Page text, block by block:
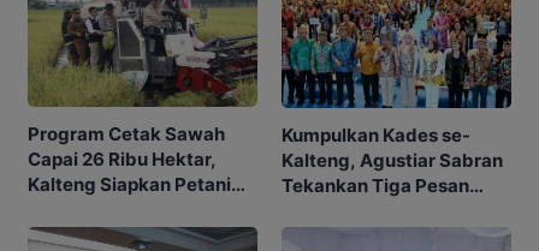
Program Cetak Sawah
Capai 26 Ribu Hektar,
Kalteng Siapkan Petani
Kumpulkan Kades se-
Kalteng, Agustiar Sabran
Tekankan Tiga Pesan